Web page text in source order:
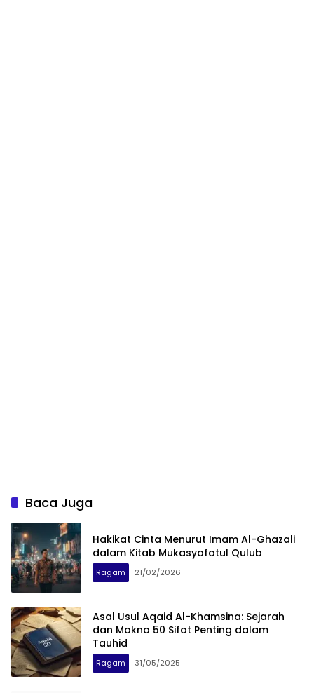
Baca Juga
Hakikat Cinta Menurut Imam Al-Ghazali
dalam Kitab Mukasyafatul Qulub
Ragam 21/02/2026
Asal Usul Aqaid Al-Khamsina: Sejarah
dan Makna 50 Sifat Penting dalam
Tauhid
Ragam 31/05/2025